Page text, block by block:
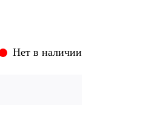
Нет в наличии